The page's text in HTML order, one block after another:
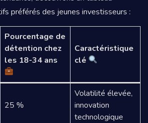
préférés des jeunes investisseurs :
Pourcentage de
détention chez
les 18-34 ans
Caractéristique
clé
25 %
Volatilité élevée,
innovation
technologique